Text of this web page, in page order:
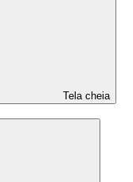
Tela cheia